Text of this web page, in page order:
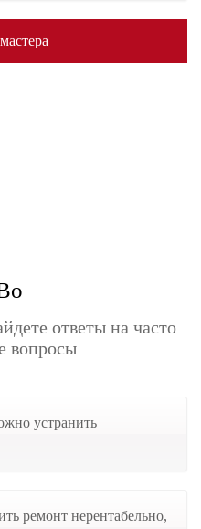
ответы на часто
вопросы
устранить
ремонт нерентабельно,